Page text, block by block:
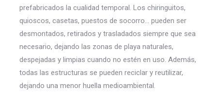
prefabricados la cualidad temporal. Los chiringuitos,
quioscos, casetas, puestos de socorro… pueden ser
desmontados, retirados y trasladados siempre que sea
necesario, dejando las zonas de playa naturales,
despejadas y limpias cuando no estén en uso. Además,
todas las estructuras se pueden reciclar y reutilizar,
dejando una menor huella medioambiental.